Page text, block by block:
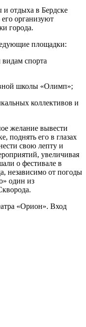
и отдыха в Бердске
организуют
города.
площадки:
спорта
школы «Олимп»;
коллективов и
желание вывести
поднять его в глазах
свою лепту и
увеличивая
о фестивале в
независимо от погоды
один из
«Орион». Вход